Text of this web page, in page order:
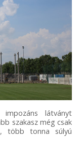
látványt
szakasz még csak
több tonna súlyú